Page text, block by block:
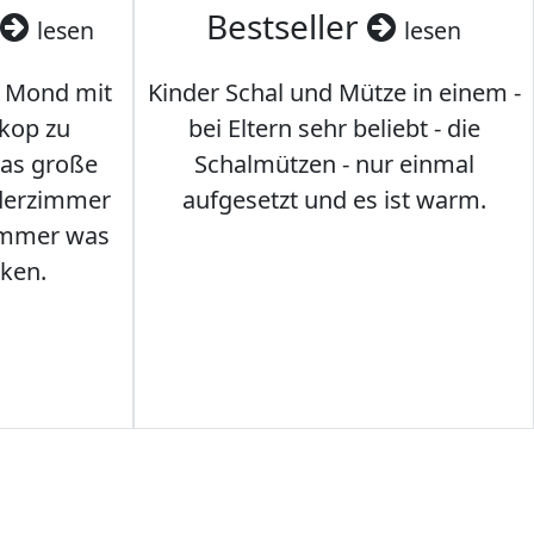
lesen
Mond mit
zu
große
was
Bestseller
lesen
Kinder Schal und Mütze in einem -
bei Eltern sehr beliebt - die
Schalmützen - nur einmal
aufgesetzt und es ist warm.